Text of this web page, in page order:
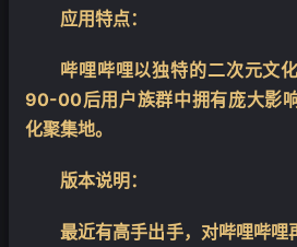
应用特点：
哔哩哔哩以独特的二次元文
90-00后用户族群中拥有庞大影
化聚集地。
版本说明：
最近有高手出手，对哔哩哔哩